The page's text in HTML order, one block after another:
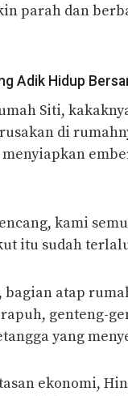
parah dan
Adik Hidup
Siti,
di
kami
itu sudah
atap
genteng-
yang
ekonomi,